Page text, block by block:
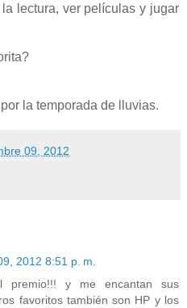
lectura, ver películas y jugar
la temporada de lluvias.
09, 2012
2012 8:51 p. m.
premio!!! y me encantan sus
favoritos también son HP y los